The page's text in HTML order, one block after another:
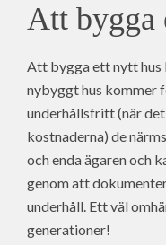
Att bygga
Att bygga ett nytt hus
nybyggt hus kommer
underhållsfritt (när
kostnaderna) de
och enda ägaren och
genom att
underhåll. Ett väl
generationer!